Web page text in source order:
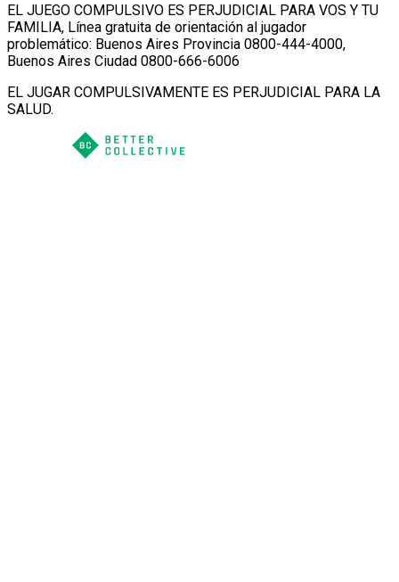
EL JUEGO COMPULSIVO ES PERJUDICIAL PARA VOS Y TU
FAMILIA, Línea gratuita de orientación al jugador
problemático: Buenos Aires Provincia 0800-444-4000,
Buenos Aires Ciudad 0800-666-6006
EL JUGAR COMPULSIVAMENTE ES PERJUDICIAL PARA LA
SALUD.